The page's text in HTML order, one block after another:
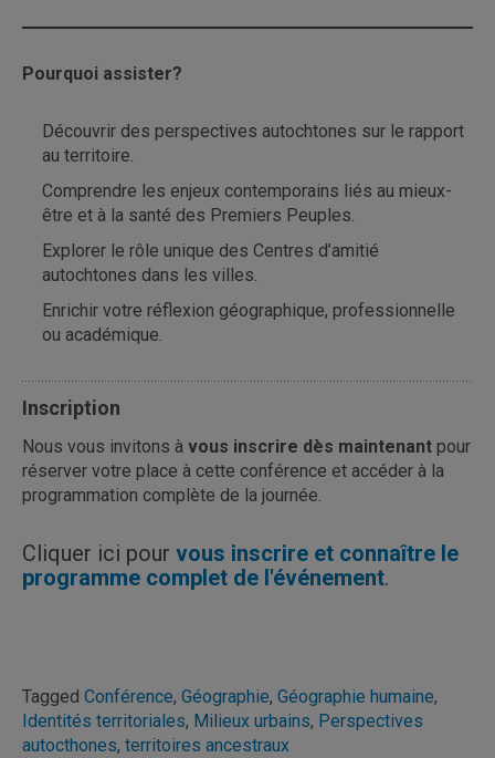
Pourquoi assister?
Découvrir des perspectives autochtones sur le rapport
au territoire.
Comprendre les enjeux contemporains liés au mieux-
être et à la santé des Premiers Peuples.
Explorer le rôle unique des Centres d’amitié
autochtones dans les villes.
Enrichir votre réflexion géographique, professionnelle
ou académique.
Inscription
Nous vous invitons à vous inscrire dès maintenant pour
réserver votre place à cette conférence et accéder à la
programmation complète de la journée.
Cliquer ici pour vous inscrire et connaître le
programme complet de l'événement.
Tagged Conférence, Géographie, Géographie humaine,
Identités territoriales, Milieux urbains, Perspectives
autocthones, territoires ancestraux